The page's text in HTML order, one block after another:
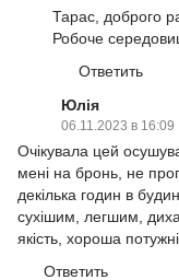
Тарас, доброго
Робоче
Ответить
Юлія
06.11.2023 в 16:09
Очікувала цей
мені на бронь, не
декілька годин в
сухішим, легшим,
якість, хороша
Ответить